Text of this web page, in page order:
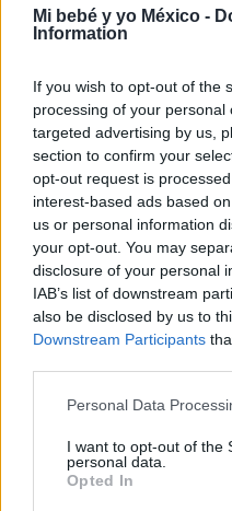
Mi bebé y yo México -
Information
If you wish to opt-out of the
processing of your
targeted advertising by us,
section to confirm your
opt-out request is
interest-based ads based
us or personal information
your opt-out. You may
disclosure of your personal
IAB’s list of downstream
also be disclosed by us to
Downstream Participants
Personal Data
I want to opt-out of the
personal data.
Opted In
El cuidado de la